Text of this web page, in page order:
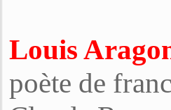
Louis
poète de